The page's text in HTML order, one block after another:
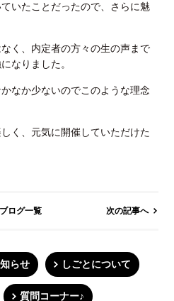
いたことだったので、さらに魅
く、内定者の方々の生の声まで
なりました。
なか少ないのでこのような理念
く、元気に開催していただけた
ブログ一覧 次の記事へ
らせ しごとについて
質問コーナー♪